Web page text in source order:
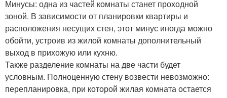
Минусы: одна из частей комнаты станет проходной
зоной. В зависимости от планировки квартиры и
расположения несущих стен, этот минус иногда можно
обойти, устроив из жилой комнаты дополнительный
выход в прихожую или кухню.
Также разделение комнаты на две части будет
условным. Полноценную стену возвести невозможно:
перепланировка, при которой жилая комната остается